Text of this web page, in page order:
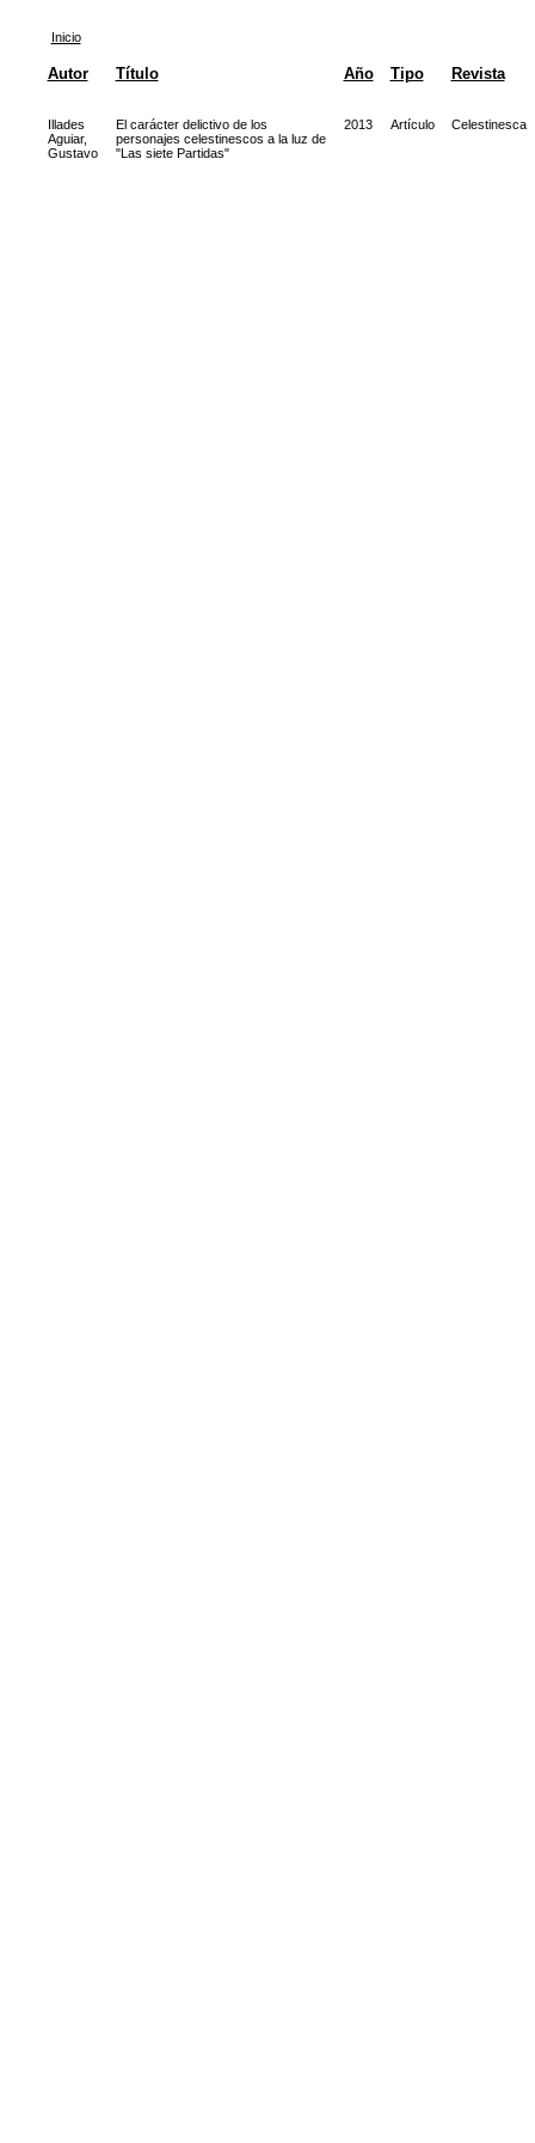
Inicio
Autor Título Año Tipo Revista
Illades
Aguiar,
Gustavo
El carácter delictivo de los
personajes celestinescos a la luz de
"Las siete Partidas"
2013 Artículo Celestinesca